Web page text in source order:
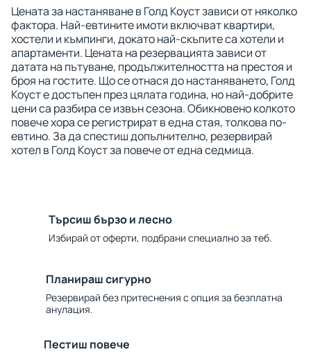
Цената за настаняване в Голд Коуст зависи от няколко
фактора. Най-евтините имоти включват квартири,
хостели и къмпинги, докато най-скъпите са хотели и
апартаменти. Цената на резервацията зависи от
датата на пътуване, продължителността на престоя и
броя на гостите. Що се отнася до настаняването, Голд
Коуст е достъпен през цялата година, но най-добрите
цени са разбира се извън сезона. Обикновено колкото
повече хора се регистрират в една стая, толкова по-
евтино. За да спестиш допълнително, резервирай
хотел в Голд Коуст за повече от една седмица.
Търсиш бързо и лесно
Избирай от оферти, подбрани специално за теб.
Планираш сигурно
Резервирай без притеснения с опция за безплатна
анулация.
Пестиш повече